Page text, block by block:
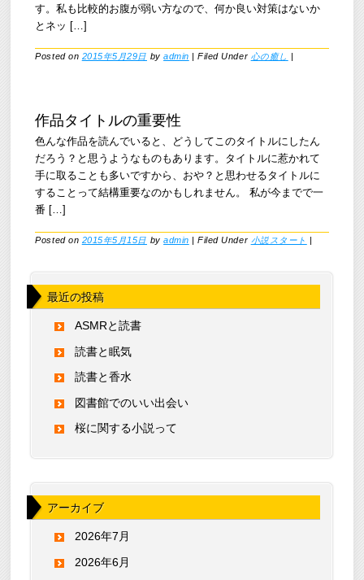
す。私も比較的お腹が弱い方なので、何か良い対策はないか
とネッ […]
Posted on 2015年5月29日 byadmin |Filed Under 心の癒し |
作品タイトルの重要性
色んな作品を読んでいると、どうしてこのタイトルにしたん
だろう？と思うようなものもあります。タイトルに惹かれて
手に取ることも多いですから、おや？と思わせるタイトルに
することって結構重要なのかもしれません。 私が今までで一
番 […]
Posted on 2015年5月15日 byadmin |Filed Under 小説スタート |
最近の投稿
ASMRと読書
読書と眠気
読書と香水
図書館でのいい出会い
桜に関する小説って
アーカイブ
2026年7月
2026年6月